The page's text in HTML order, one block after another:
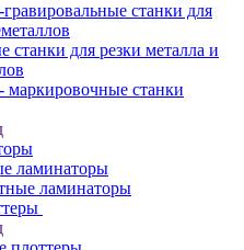
станки для
станки для резки металла и
маркировочные станки
ламинаторы
ламинаторы